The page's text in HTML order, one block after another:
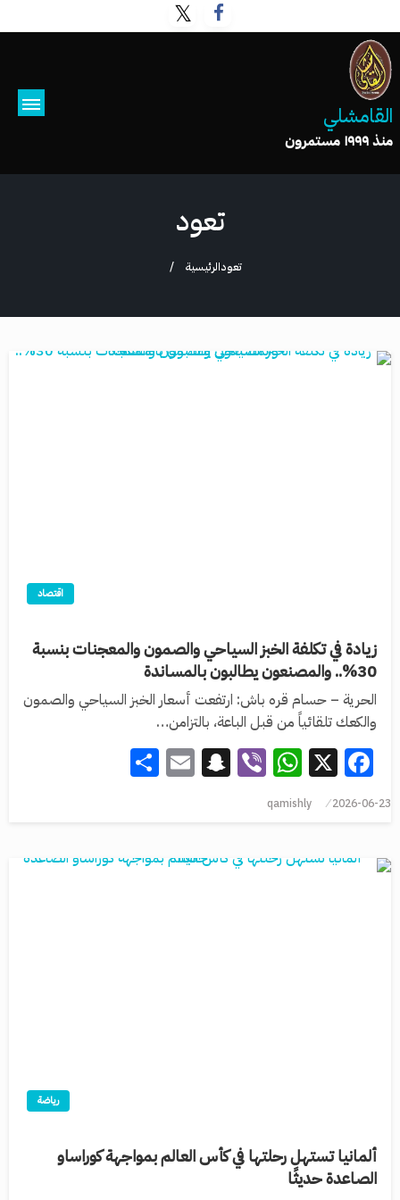
القامشلي
منذ ١٩٩٩ مستمرون
تعود
الرئيسيةتعود
اقتصاد
زيادة في تكلفة الخبز السياحي والصمون والمعجنات بنسبة
30%.. والمصنعون يطالبون بالمساندة
الحرية – حسام قره باش: ارتفعت أسعار الخبز السياحي والصمون
والكعك تلقائياً من قبل الباعة، بالتزامن…
Facebook
X
WhatsApp
Viber
Snapchat
Email
2026-06-23
qamishly
رياضة
ألمانيا تستهل رحلتها في كأس العالم بمواجهة كوراساو
الصاعدة حديثًا